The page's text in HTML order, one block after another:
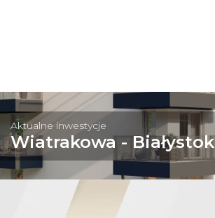
Aktualne inwestycje
Wiatrakowa - Białystok